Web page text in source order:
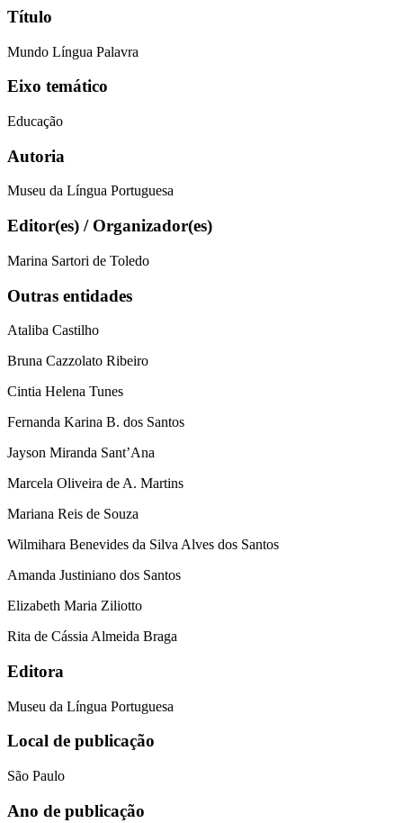
Título
Mundo Língua Palavra
Eixo temático
Educação
Autoria
Museu da Língua Portuguesa
Editor(es) / Organizador(es)
Marina Sartori de Toledo
Outras entidades
Ataliba Castilho
Bruna Cazzolato Ribeiro
Cintia Helena Tunes
Fernanda Karina B. dos Santos
Jayson Miranda Sant’Ana
Marcela Oliveira de A. Martins
Mariana Reis de Souza
Wilmihara Benevides da Silva Alves dos Santos
Amanda Justiniano dos Santos
Elizabeth Maria Ziliotto
Rita de Cássia Almeida Braga
Editora
Museu da Língua Portuguesa
Local de publicação
São Paulo
Ano de publicação